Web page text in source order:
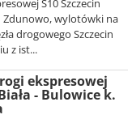
S10 Szczecin
Zdunowo, wylotówki na
drogowego Szczecin
z ist...
ekspresowej
- Bulowice k.